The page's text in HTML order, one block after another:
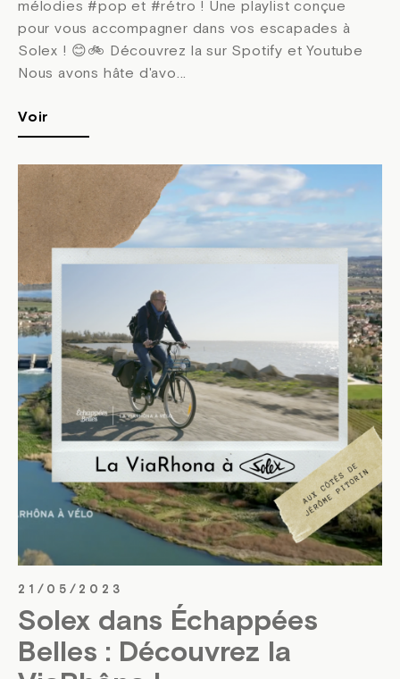
mélodies #pop et #rétro ! Une playlist conçue
pour vous accompagner dans vos escapades à
Solex ! 😊🚲 Découvrez la sur Spotify et Youtube
Nous avons hâte d'avo...
Voir
21/05/2023
Solex dans Échappées
Belles : Découvrez la